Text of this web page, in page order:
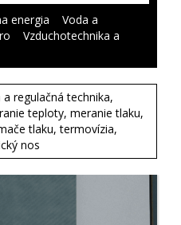
energia
Voda a
Vzduchotechnika a
regulačná technika,
teploty, meranie tlaku,
tlaku, termovízia,
nos